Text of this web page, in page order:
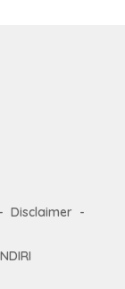
Disclaimer